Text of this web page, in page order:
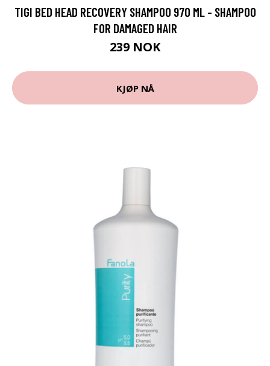
TIGI BED HEAD RECOVERY SHAMPOO 970 ML - SHAMPOO
FOR DAMAGED HAIR
239 NOK
KJØP NÅ